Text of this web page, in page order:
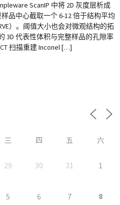
ScanIP 中将 2D 灰度层析成
品中心截取一个 6-12 倍于结构平均
）。阈值大小也会对微观结构的拓
3D 代表性体积与完整样品的孔隙率
扫描重建 Inconel […]
三 四 五 六
29 30 31 1
5 6 7 8